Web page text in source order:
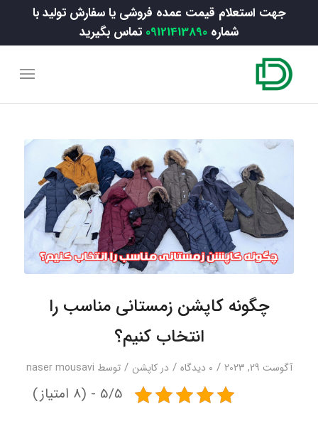
جهت استعلام قیمت عمده فروشی یا سفارش تولید با
شماره 09121413890 تماس بگیرید
چگونه کاپشن زمستانی مناسب را
انتخاب کنیم؟
آگوست 29, 2023 / 0 دیدگاه‌ / درکاپشن / توسط naser mousavi
5/5 - (8 امتیاز)